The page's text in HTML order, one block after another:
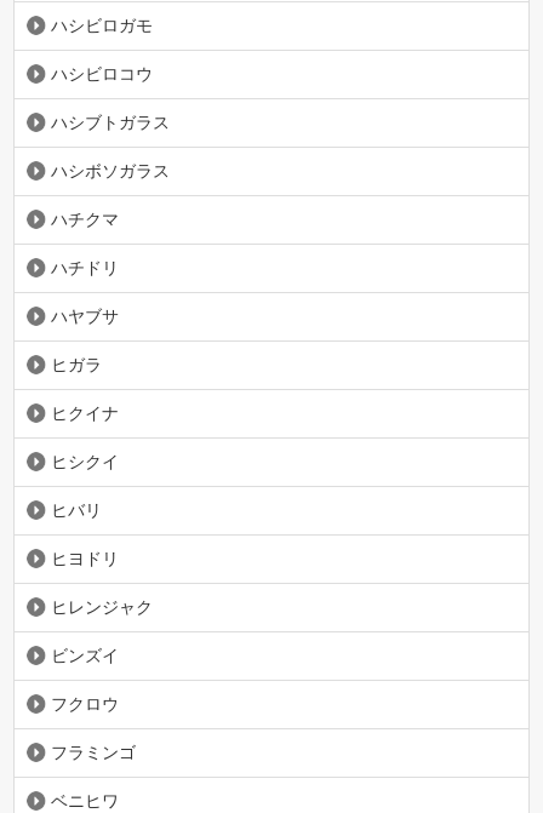
ハシビロガモ
ハシビロコウ
ハシブトガラス
ハシボソガラス
ハチクマ
ハチドリ
ハヤブサ
ヒガラ
ヒクイナ
ヒシクイ
ヒバリ
ヒヨドリ
ヒレンジャク
ビンズイ
フクロウ
フラミンゴ
ベニヒワ